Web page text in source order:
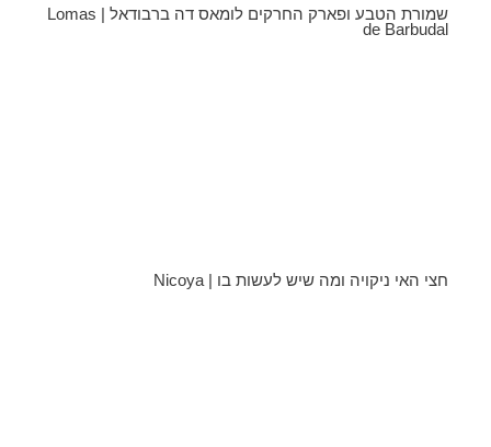
שמורת הטבע ופארק החרקים לומאס דה ברבודאל | Lomas
de Barbudal
חצי האי ניקויה ומה שיש לעשות בו | Nicoya